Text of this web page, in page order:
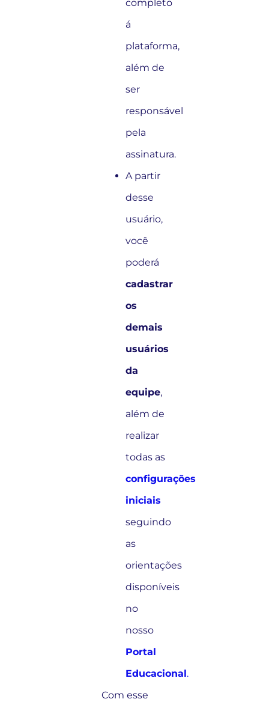
completo
á
plataforma,
além de
ser
responsável
pela
assinatura.
A partir
desse
usuário,
você
poderá
cadastrar
os
demais
usuários
da
equipe,
além de
realizar
todas as
configurações
iniciais
seguindo
as
orientações
disponíveis
no
nosso
Portal
Educacional.
Com esse